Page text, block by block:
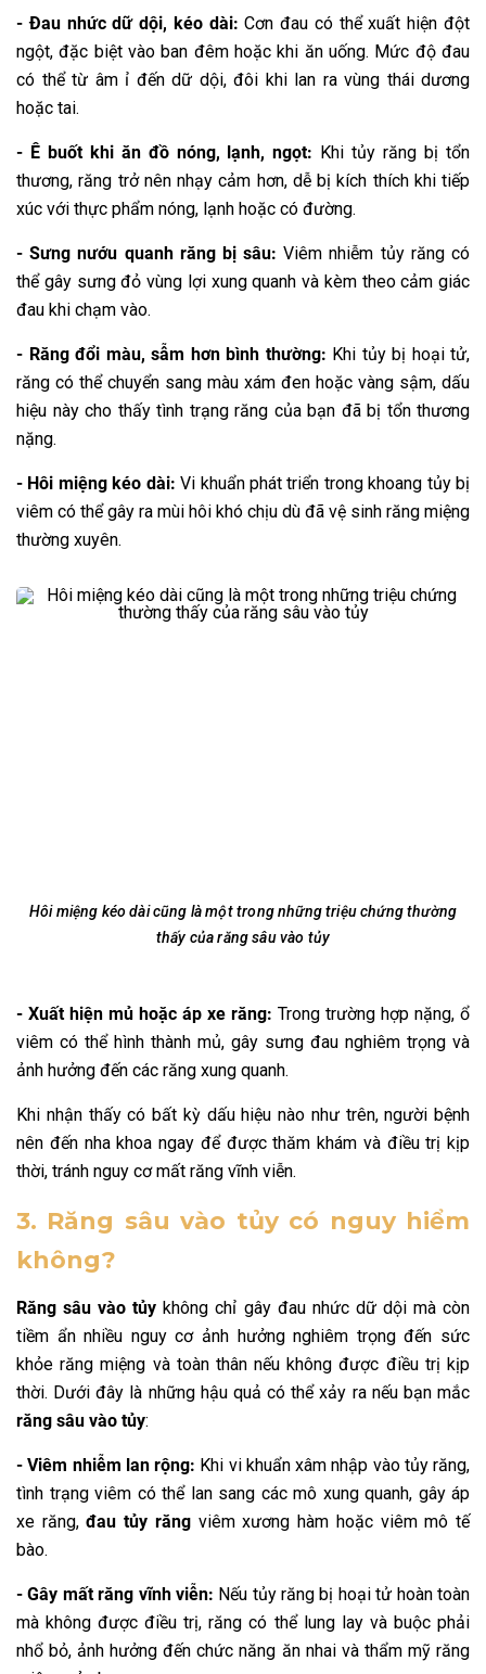
- Đau nhức dữ dội, kéo dài: Cơn đau có thể xuất hiện đột
ngột, đặc biệt vào ban đêm hoặc khi ăn uống. Mức độ đau
có thể từ âm ỉ đến dữ dội, đôi khi lan ra vùng thái dương
hoặc tai.
- Ê buốt khi ăn đồ nóng, lạnh, ngọt: Khi tủy răng bị tổn
thương, răng trở nên nhạy cảm hơn, dễ bị kích thích khi tiếp
xúc với thực phẩm nóng, lạnh hoặc có đường.
- Sưng nướu quanh răng bị sâu: Viêm nhiễm tủy răng có
thể gây sưng đỏ vùng lợi xung quanh và kèm theo cảm giác
đau khi chạm vào.
- Răng đổi màu, sẫm hơn bình thường: Khi tủy bị hoại tử,
răng có thể chuyển sang màu xám đen hoặc vàng sậm, dấu
hiệu này cho thấy tình trạng răng của bạn đã bị tổn thương
nặng.
- Hôi miệng kéo dài: Vi khuẩn phát triển trong khoang tủy bị
viêm có thể gây ra mùi hôi khó chịu dù đã vệ sinh răng miệng
thường xuyên.
Hôi miệng kéo dài cũng là một trong những triệu chứng thường
thấy của răng sâu vào tủy
- Xuất hiện mủ hoặc áp xe răng: Trong trường hợp nặng, ổ
viêm có thể hình thành mủ, gây sưng đau nghiêm trọng và
ảnh hưởng đến các răng xung quanh.
Khi nhận thấy có bất kỳ dấu hiệu nào như trên, người bệnh
nên đến nha khoa ngay để được thăm khám và điều trị kịp
thời, tránh nguy cơ mất răng vĩnh viễn.
3. Răng sâu vào tủy có nguy hiểm
không?
Răng sâu vào tủy không chỉ gây đau nhức dữ dội mà còn
tiềm ẩn nhiều nguy cơ ảnh hưởng nghiêm trọng đến sức
khỏe răng miệng và toàn thân nếu không được điều trị kịp
thời. Dưới đây là những hậu quả có thể xảy ra nếu bạn mắc
răng sâu vào tủy:
- Viêm nhiễm lan rộng: Khi vi khuẩn xâm nhập vào tủy răng,
tình trạng viêm có thể lan sang các mô xung quanh, gây áp
xe răng,đau tủy răng viêm xương hàm hoặc viêm mô tế
bào.
- Gây mất răng vĩnh viễn: Nếu tủy răng bị hoại tử hoàn toàn
mà không được điều trị, răng có thể lung lay và buộc phải
nhổ bỏ, ảnh hưởng đến chức năng ăn nhai và thẩm mỹ răng